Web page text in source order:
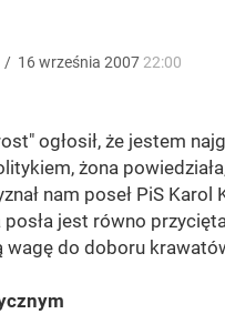
/ 16września 2007 22:00
ogłosił, że jestem
żona
nam poseł PiS Karol
jest równo
wagę do doboru